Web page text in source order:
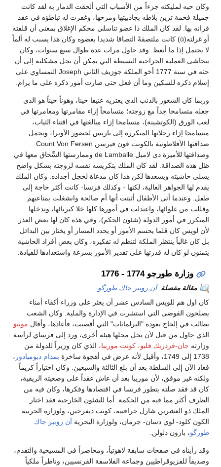
وكان حبه لمليكته جزءاً من الأسباب التي ألحقت الدمار به لقد كانت
جميلة فخمة تزين بلاطه بجاذبيتها ومرحها، وغفرت له تباطؤه في عقد
قرانه بها. لقد كان الملك ذا عضو تناسلي محكم الإغلاق بمعنى أن قلفته
أو غرلته(ü) كانت ملتصقةً التصاقا شديدا بعضوه وكان هذا يسبب له ألماً
لا يحتمل إذا ما أنعظ. وقد حاول مرات عدة طوال سبع سنوات، وكان
يتحاشى العملية الجراحية البسيطة التي يمكن أن تحل مشكلته إلى أن
حثه في سنة 1777 أخو الملكة جوزيف الثاني Joseph النمساوي على
إسلام ذكره للسكين وما أن فعل حتى صارت أمور ذكره على ما يرام.
وربما كان الشعور بالذنب الذي يعتريه عنيفا حينا، وهوناً حيناً هو الذي
جعله متسامحا جداً مع زوجته؛ متسامحاً إزاء مقامرتها ومغامرتها في
لعب الورق (الكوتشينة)، متسامحا إزاء مبالغتها في اقتناء الثياب،
متسامحا إزاء رحلاتها المتكررة إلى باريس لحضور الأوبرا، وتحمل
صداقتها الأفلاطونية بالكونت فون فيرسن Count Von Fersen
وصداقتها للأميرة دى لامبل de Lamballe وممارستها السِّحاق معها في
ظل هذه الصداقة. لقد كان الملك بتكريسه نفسه لزوجته بشكل واضح
يسلي حاشيته ويسعدها لكن هذا كان مدعاة لخجل أجداده. وكان الملك
يقدم لها الجواهر الغالية، لكنها - وكذلك فرنسا- كانت أكثر حاجة إلى
طفل. وعندما أتى الأطفال أثبتت أنها أم صالحة وانشغلت بمتاعبهم
وقللت من غلوائها، واعتدلت في أمورها كلها خلا كبريائها، وتدخلها
المتكرر في أمور الدولة (شئون الحكم)، وفي هذه كان لها بعض العذر
لأن لويس كان قلما يحسم الأمور أو يحدد المسار أو يختار بين البدائل
بل كان غالباً ينتظر الملكة لتنظم له تفكيره، وكان بعض أفراد الحاشية
يتمنون لو كان له قدرتها على تقدير الأمور بسرعة واستعدادها للقيادة.
وزارة طورجو 1774 - 1776
مقالة مفصلة:آن روبير جاك طورگو
كان اول هم للويس السادس عشر أن يعثر على وزراء أكفاء أمناء
يصلحون الفوضى التي استشرت في الإدارة والملية. وكان الشعب
يطالب في إلحاح بعودة "البرلمانات" التي أقصبت، فأعادها، وأقال موبيو
الذي حاول من قبل لأن يحل محلها هيئة أخرى، ورد إلى فرساي لرآسة
وزارته جان-فردريك فلبو، كونت موريبا، الذي كان وزيراً للدولة من
1738 إلى 1749، وأقيل لأنه عرض في أهجوة ساخرة
بمدام دبومبادور ،
فعاد الآن إلى السلطة بعد أن بلغ الثالثة والسبعين. وكان اختياراً كريماً
ولكنه غير موفق، لأن موريبا بعد أن عاش عقداً على وضعيته الريفية،
كان قد فقد صلته بتطور فرنسا في اقتصادها وفكرها، وكان فيه من
الظرف أكثر مما فيه من الحكمة. أما للشئون الخارجية فقد اختار
الملك ذو العشرين شارل جرافييه، كونت ديفرجين، ولوزارة الحربية
الكون كلود- لوي دسان- جرمان، ولوزارة البحرية آن روبير جاك
طورگو، بارون دلولن.
وقد رأيناه في صفحات سابقة لاهوتياً، ومحاضراً في المسيحية والتقدم،
وصديقاً للفزيوقراطيين وجماعة الفلاسفة الفرنسيين، وناظراً ملكياً